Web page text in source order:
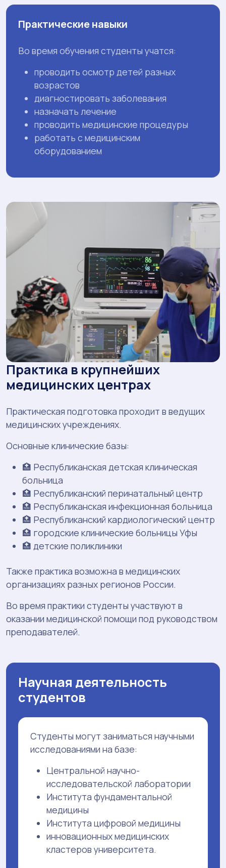
Практические навыки
Во время обучения студенты учатся:
проводить осмотр детей разных
возрастов
диагностировать заболевания
назначать лечение
проводить медицинские процедуры
работать с медицинским
оборудованием
Практика в крупнейших
медицинских центрах
Практическая подготовка проходит в ведущих
медицинских учреждениях.
Основные клинические базы:
🏥 Республиканская детская клиническая
больница
🏥 Республиканский перинатальный центр
🏥 Республиканская инфекционная больница
🏥 Республиканский кардиологический центр
🏥 городские клинические больницы Уфы
🏥 детские поликлиники
Также практика возможна в медицинских
организациях разных регионов России.
Во время практики студенты участвуют в
оказании медицинской помощи под руководством
преподавателей.
Научная деятельность
студентов
Студенты могут заниматься научными
исследованиями на базе:
Центральной научно-
исследовательской лаборатории
Института фундаментальной
медицины
Института цифровой медицины
инновационных медицинских
кластеров университета.